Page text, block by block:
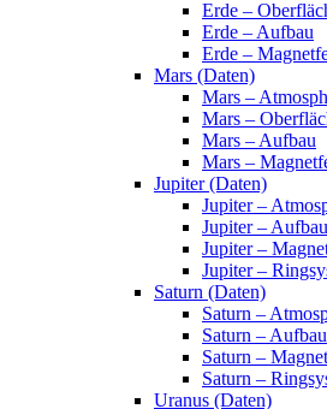
Erde –
Erde – Aufbau
Erde –
Mars (Daten)
Mars –
Mars –
Mars – Aufbau
Mars –
Jupiter (Daten)
Jupiter –
Jupiter – Aufbau
Jupiter –
Jupiter –
Saturn (Daten)
Saturn –
Saturn – Aufbau
Saturn –
Saturn –
Uranus (Daten)